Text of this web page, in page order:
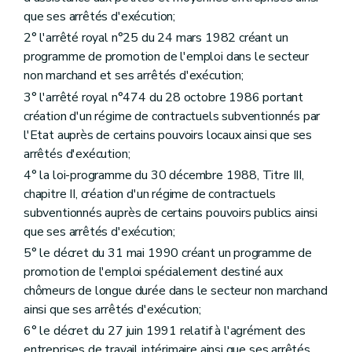
que ses arrêtés d'exécution;
2° l'arrêté royal n°25 du 24 mars 1982 créant un
programme de promotion de l'emploi dans le secteur
non marchand et ses arrêtés d'exécution;
3° l'arrêté royal n°474 du 28 octobre 1986 portant
création d'un régime de contractuels subventionnés par
l'Etat auprès de certains pouvoirs locaux ainsi que ses
arrêtés d'exécution;
4° la loi-programme du 30 décembre 1988, Titre III,
chapitre II, création d'un régime de contractuels
subventionnés auprès de certains pouvoirs publics ainsi
que ses arrêtés d'exécution;
5° le décret du 31 mai 1990 créant un programme de
promotion de l'emploi spécialement destiné aux
chômeurs de longue durée dans le secteur non marchand
ainsi que ses arrêtés d'exécution;
6° le décret du 27 juin 1991 relatif à l'agrément des